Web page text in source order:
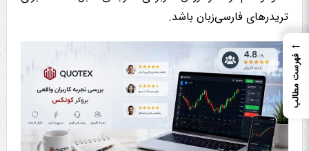
تریدرهای فارسی‌زبان باشد.
←
فهرست مطالب